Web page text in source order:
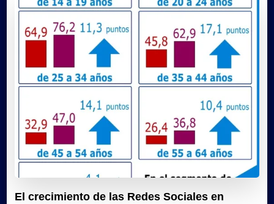
El crecimiento de las Redes Sociales en